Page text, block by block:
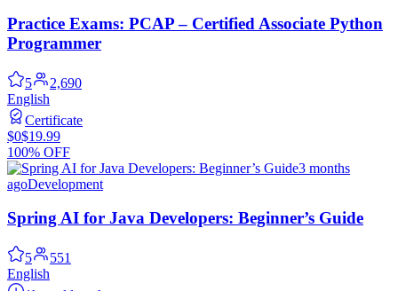
Practice Exams: PCAP – Certified Associate Python
Programmer
5
2,690
English
Certificate
$0$19.99
100% OFF
3 months
agoDevelopment
Spring AI for Java Developers: Beginner’s Guide
5
551
English